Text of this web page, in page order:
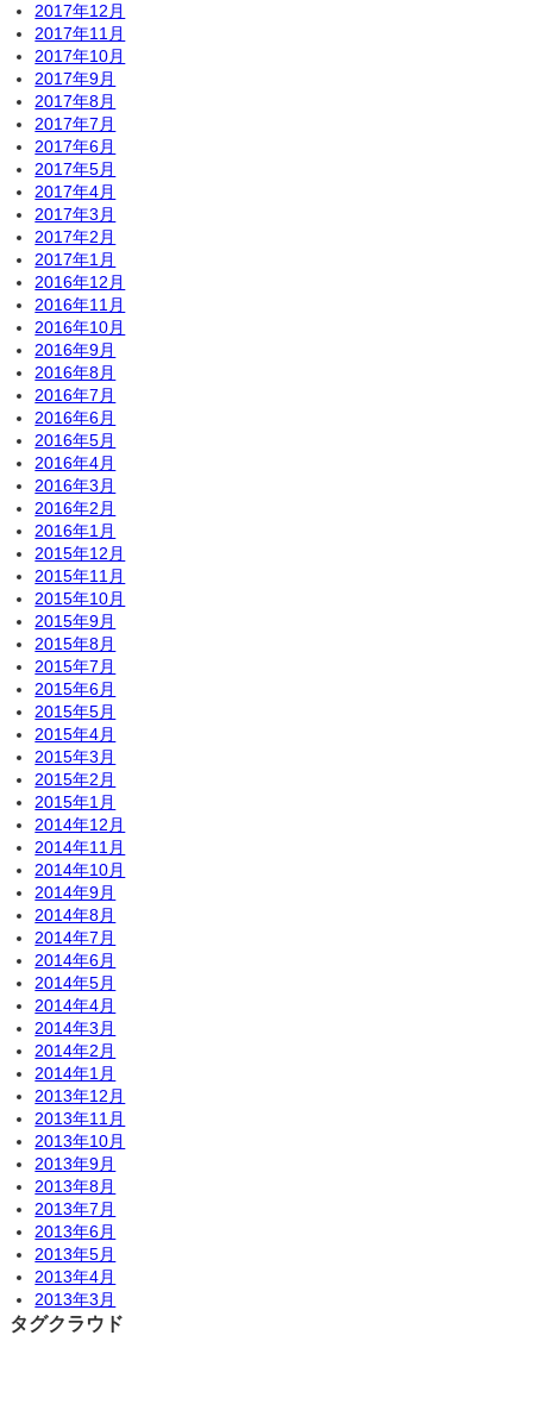
2017年12月
2017年11月
2017年10月
2017年9月
2017年8月
2017年7月
2017年6月
2017年5月
2017年4月
2017年3月
2017年2月
2017年1月
2016年12月
2016年11月
2016年10月
2016年9月
2016年8月
2016年7月
2016年6月
2016年5月
2016年4月
2016年3月
2016年2月
2016年1月
2015年12月
2015年11月
2015年10月
2015年9月
2015年8月
2015年7月
2015年6月
2015年5月
2015年4月
2015年3月
2015年2月
2015年1月
2014年12月
2014年11月
2014年10月
2014年9月
2014年8月
2014年7月
2014年6月
2014年5月
2014年4月
2014年3月
2014年2月
2014年1月
2013年12月
2013年11月
2013年10月
2013年9月
2013年8月
2013年7月
2013年6月
2013年5月
2013年4月
2013年3月
タグクラウド